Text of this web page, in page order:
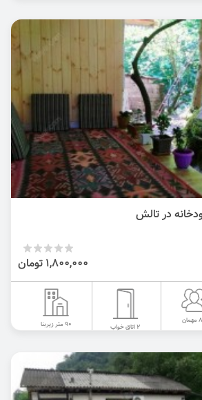
در تالش
1,800,000 تومان
2 اتاق خواب 90 متر زیربنا